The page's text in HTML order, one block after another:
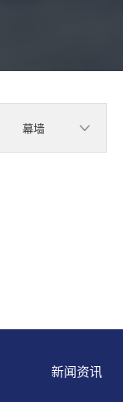
幕墙
新闻资讯